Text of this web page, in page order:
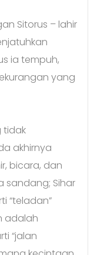
Sitorus – lahir
ia tempuh,
yang
tidak
akhirnya
bicara, dan
sandang; Sihar
“teladan”
adalah
“jalan